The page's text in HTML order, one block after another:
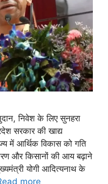
निवेश के लिए सुनहरा
सरकार की खाद्य
में आर्थिक विकास को गति
और किसानों की आय बढ़ाने
योगी आदित्यनाथ के
more